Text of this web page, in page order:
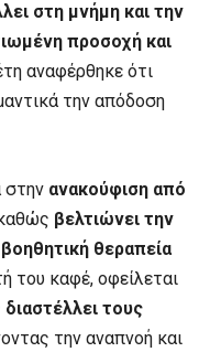
στη μνήμη και την
προσοχή και
αναφέρθηκε ότι
την απόδοση
στην ανακούφιση από
βελτιώνει την
θεραπεία
του καφέ, οφείλεται
διαστέλλει τους
την αναπνοή και